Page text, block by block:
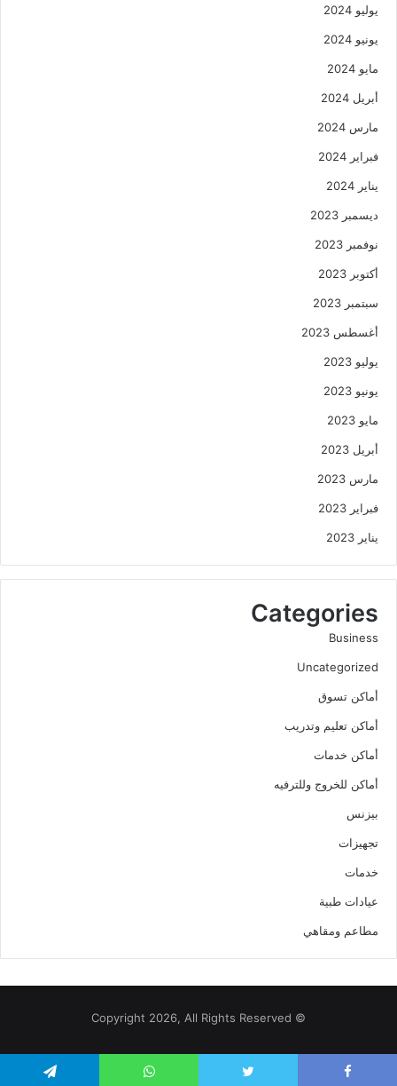
يوليو 2024
يونيو 2024
مايو 2024
أبريل 2024
مارس 2024
فبراير 2024
يناير 2024
ديسمبر 2023
نوفمبر 2023
أكتوبر 2023
سبتمبر 2023
أغسطس 2023
يوليو 2023
يونيو 2023
مايو 2023
أبريل 2023
مارس 2023
فبراير 2023
يناير 2023
Categories
Business
Uncategorized
أماكن تسوق
أماكن تعليم وتدريب
أماكن خدمات
أماكن للخروج وللترفيه
بيزنس
تجهيزات
خدمات
عيادات طبية
مطاعم ومقاهي
© Copyright 2026, All Rights Reserved